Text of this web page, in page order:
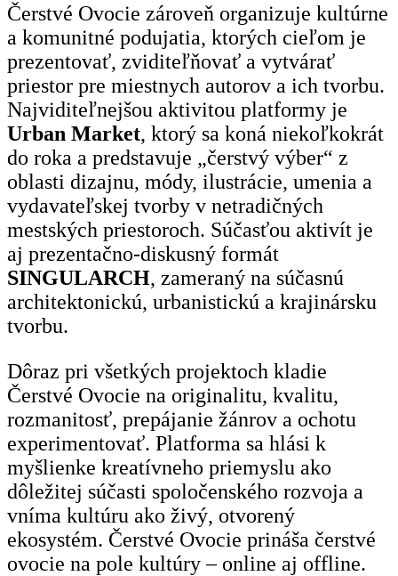
Čerstvé Ovocie zároveň organizuje kultúrne
a komunitné podujatia, ktorých cieľom je
prezentovať, zviditeľňovať a vytvárať
priestor pre miestnych autorov a ich tvorbu.
Najviditeľnejšou aktivitou platformy je
Urban Market, ktorý sa koná niekoľkokrát
do roka a predstavuje „čerstvý výber“ z
oblasti dizajnu, módy, ilustrácie, umenia a
vydavateľskej tvorby v netradičných
mestských priestoroch. Súčasťou aktivít je
aj prezentačno-diskusný formát
SINGULARCH, zameraný na súčasnú
architektonickú, urbanistickú a krajinársku
tvorbu.
Dôraz pri všetkých projektoch kladie
Čerstvé Ovocie na originalitu, kvalitu,
rozmanitosť, prepájanie žánrov a ochotu
experimentovať. Platforma sa hlási k
myšlienke kreatívneho priemyslu ako
dôležitej súčasti spoločenského rozvoja a
vníma kultúru ako živý, otvorený
ekosystém. Čerstvé Ovocie prináša čerstvé
ovocie na pole kultúry – online aj offline.